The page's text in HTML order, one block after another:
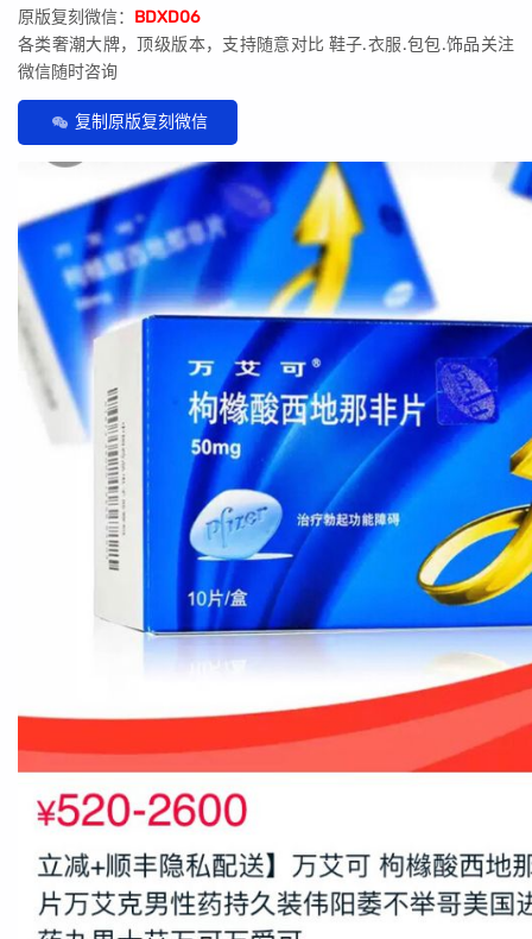
原版复刻微信： BDXD06
各类奢潮大牌，顶级版本，支持随意对比 鞋子.衣服.包包.饰品关注
微信随时咨询
复制原版复刻微信